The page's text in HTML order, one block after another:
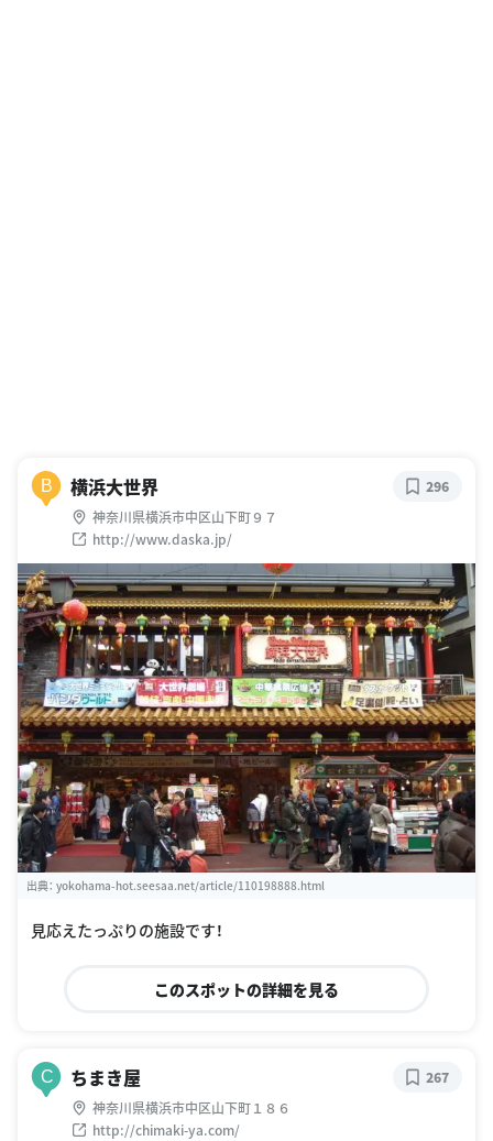
B 横浜大世界
神奈川県横浜市中区山下町９７
http://www.daska.jp/
296
出典： yokohama-hot.seesaa.net/article/110198888.html
見応えたっぷりの施設です！
このスポットの詳細を見る
C ちまき屋
神奈川県横浜市中区山下町１８６
http://chimaki-ya.com/
267